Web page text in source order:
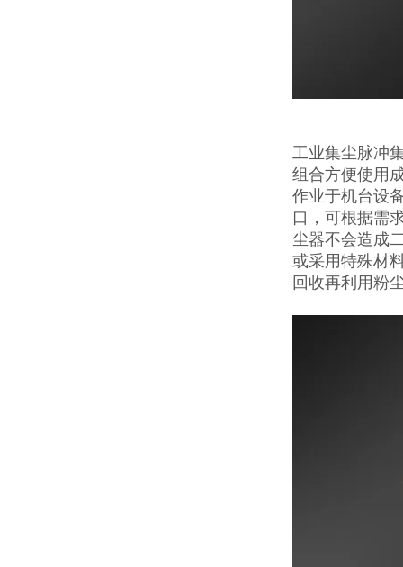
工业集尘脉冲
组合方便使用
作业于机台设
口，可根据需
尘器不会造成
或采用特殊材
回收再利用粉